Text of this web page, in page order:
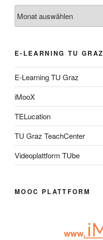
E-LEARNING TU GRAZ
E-Learning TU Graz
iMooX
TELucation
TU Graz TeachCenter
Videoplattform TUbe
MOOC PLATTFORM